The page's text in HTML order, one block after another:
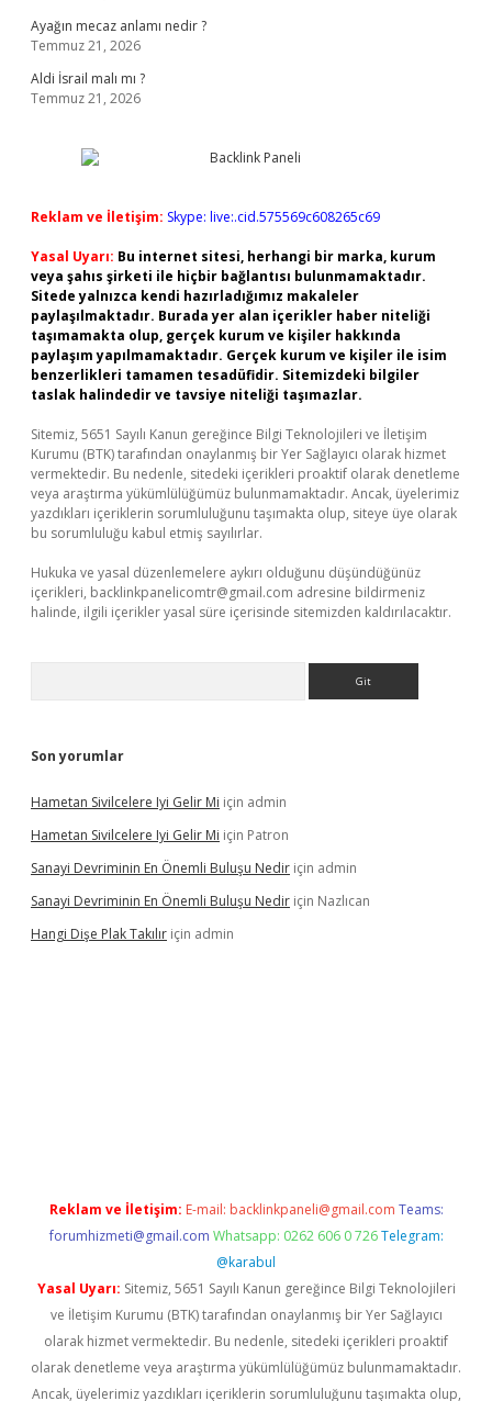
Ayağın mecaz anlamı nedir ?
Temmuz 21, 2026
Aldi İsrail malı mı ?
Temmuz 21, 2026
Reklam ve İletişim: Skype: live:.cid.575569c608265c69
Yasal Uyarı: Bu internet sitesi, herhangi bir marka, kurum
veya şahıs şirketi ile hiçbir bağlantısı bulunmamaktadır.
Sitede yalnızca kendi hazırladığımız makaleler
paylaşılmaktadır. Burada yer alan içerikler haber niteliği
taşımamakta olup, gerçek kurum ve kişiler hakkında
paylaşım yapılmamaktadır. Gerçek kurum ve kişiler ile isim
benzerlikleri tamamen tesadüfidir. Sitemizdeki bilgiler
taslak halindedir ve tavsiye niteliği taşımazlar.
Sitemiz, 5651 Sayılı Kanun gereğince Bilgi Teknolojileri ve İletişim
Kurumu (BTK) tarafından onaylanmış bir Yer Sağlayıcı olarak hizmet
vermektedir. Bu nedenle, sitedeki içerikleri proaktif olarak denetleme
veya araştırma yükümlülüğümüz bulunmamaktadır. Ancak, üyelerimiz
yazdıkları içeriklerin sorumluluğunu taşımakta olup, siteye üye olarak
bu sorumluluğu kabul etmiş sayılırlar.
Hukuka ve yasal düzenlemelere aykırı olduğunu düşündüğünüz
içerikleri, backlinkpanelicomtr@gmail.com adresine bildirmeniz
halinde, ilgili içerikler yasal süre içerisinde sitemizden kaldırılacaktır.
Son yorumlar
Hametan Sivilcelere Iyi Gelir Mi için admin
Hametan Sivilcelere Iyi Gelir Mi için Patron
Sanayi Devriminin En Önemli Buluşu Nedir için admin
Sanayi Devriminin En Önemli Buluşu Nedir için Nazlıcan
Hangi Dişe Plak Takılır için admin
Reklam ve İletişim: E-mail: backlinkpaneli@gmail.com Teams:
forumhizmeti@gmail.com Whatsapp: 0262 606 0 726 Telegram:
@karabul
Yasal Uyarı: Sitemiz, 5651 Sayılı Kanun gereğince Bilgi Teknolojileri
ve İletişim Kurumu (BTK) tarafından onaylanmış bir Yer Sağlayıcı
olarak hizmet vermektedir. Bu nedenle, sitedeki içerikleri proaktif
olarak denetleme veya araştırma yükümlülüğümüz bulunmamaktadır.
Ancak, üyelerimiz yazdıkları içeriklerin sorumluluğunu taşımakta olup,